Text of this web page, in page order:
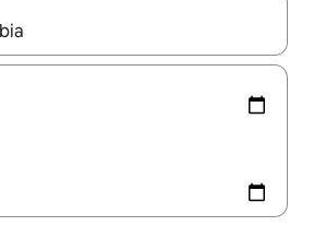
beschikbaar zijn, maak je een keuze